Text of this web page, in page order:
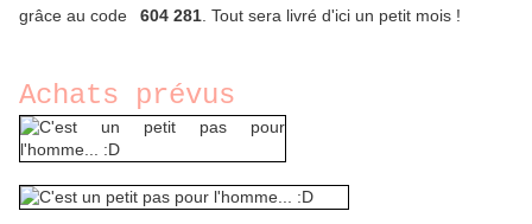
grâce au code
604 281 . Tout sera livré d'ici un petit mois !
Achats prévus